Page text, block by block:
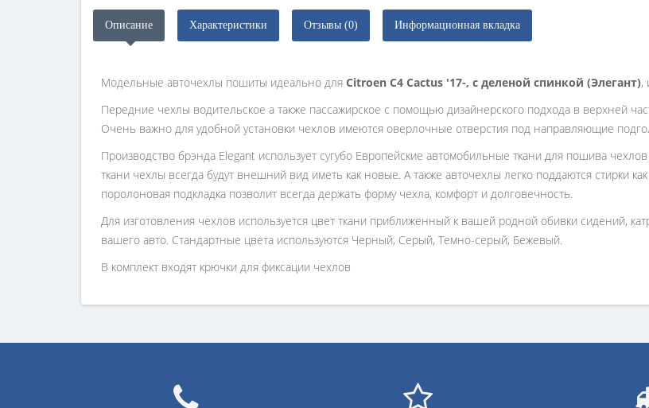
Описание Характеристики Отзывы (0) Информационная вкладка
Модельные авточехлы пошиты идеально для Citroen C4 Cactus '17-, с деленой спинкой (Элегант),
Передние чехлы водительское а также пассажирское с помощью дизайнерского подхода в верхней
Очень важно для удобной установки чехлов имеются оверлочные отверстия под направляющие
Производство брэнда Elegant использует сугубо Европейские автомобильные ткани для пошива
ткани чехлы всегда будут внешний вид иметь как новые. А также авточехлы легко поддаются стирки
поролоновая подкладка позволит всегда держать форму чехла, комфорт и долговечность.
Для изготовления чехлов используется цвет ткани приближенный к вашей родной обивки сидений,
вашего авто. Стандартные цвета используются Черный, Серый, Темно-серый, Бежевый.
В комплект входят крючки для фиксации чехлов